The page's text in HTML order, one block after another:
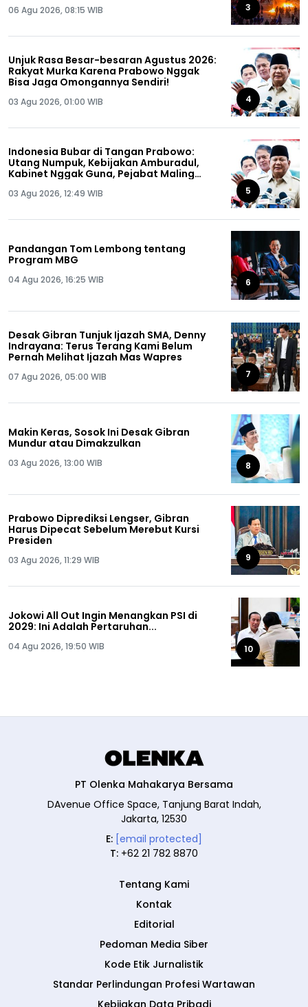
06 Agu 2026, 08:15 WIB 3
Unjuk Rasa Besar-besaran Agustus 2026:
Rakyat Murka Karena Prabowo Nggak
Bisa Jaga Omongannya Sendiri!
03 Agu 2026, 01:00 WIB 4
Indonesia Bubar di Tangan Prabowo:
Utang Numpuk, Kebijakan Amburadul,
Kabinet Nggak Guna, Pejabat Maling
03 Agu 2026, 12:49 WIB 5
Pandangan Tom Lembong tentang
Program MBG
04 Agu 2026, 16:25 WIB 6
Desak Gibran Tunjuk Ijazah SMA, Denny
Indrayana: Terus Terang Kami Belum
Pernah Melihat Ijazah Mas Wapres
07 Agu 2026, 05:00 WIB 7
Makin Keras, Sosok Ini Desak Gibran
Mundur atau Dimakzulkan
03 Agu 2026, 13:00 WIB 8
Prabowo Diprediksi Lengser, Gibran
Harus Dipecat Sebelum Merebut Kursi
Presiden
03 Agu 2026, 11:29 WIB 9
Jokowi All Out Ingin Menangkan PSI di
2029: Ini Adalah Pertaruhan...
04 Agu 2026, 19:50 WIB 10
PT Olenka Mahakarya Bersama
DAvenue Office Space, Tanjung Barat Indah,
Jakarta, 12530
E: [email protected]
T: +62 21 782 8870
Tentang Kami
Kontak
Editorial
Pedoman Media Siber
Kode Etik Jurnalistik
Standar Perlindungan Profesi Wartawan